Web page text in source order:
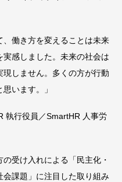
働き方を変えることは未来
感しました。未来の社会は
しません。多くの方が行動
います。」
執行役員／SmartHR 人事労
受け入れによる「民主化・
課題」に注目した取り組み